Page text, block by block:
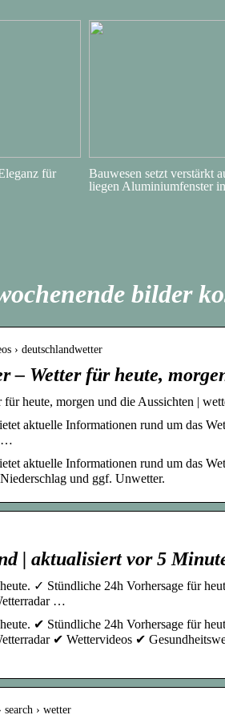
für
Bauwesen setzt verstärkt
liegen Aluminiumfenster
bilder
› deutschlandwetter
– Wetter für heute,
heute, morgen und die Aussichten |
aktuelle Informationen rund um das
…
aktuelle Informationen rund um das
und ggf. Unwetter.
| aktualisiert vor 5
✓ Stündliche 24h Vorhersage für
…
✔ Stündliche 24h Vorhersage für
✔ Wettervideos ✔
search › wetter